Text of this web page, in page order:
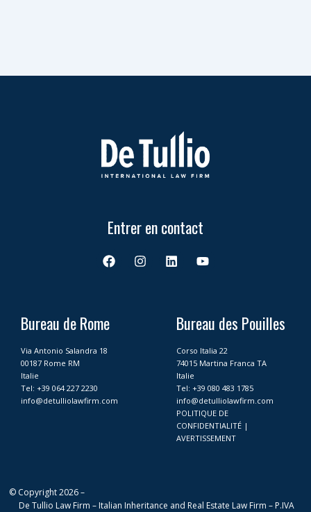
Entrer en contact
F
a
o
o
I
n
L
i
d
Y
o
b
e
Bureau de Rome
Via Antonio Salandra 18
00187 Rome RM
Italie
Tel: +39 064 227 2230
info@detulliolawfirm.com
Bureau des Pouilles
Corso Italia 22
74015 Martina Franca TA
Italie
Tel: +39 080 483 1785
info@detulliolawfirm.com
POLITIQUE DE
CONFIDENTIALITÉ |
AVERTISSEMENT
© Copyright 2026 –
De Tullio Law Firm – Italian Inheritance and Real Estate Law Firm – P.IVA